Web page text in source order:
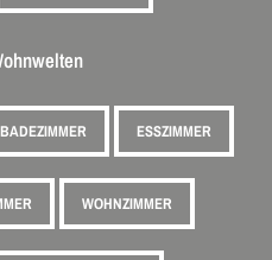
BADEZIMMER ESSZIMMER
WOHNZIMMER